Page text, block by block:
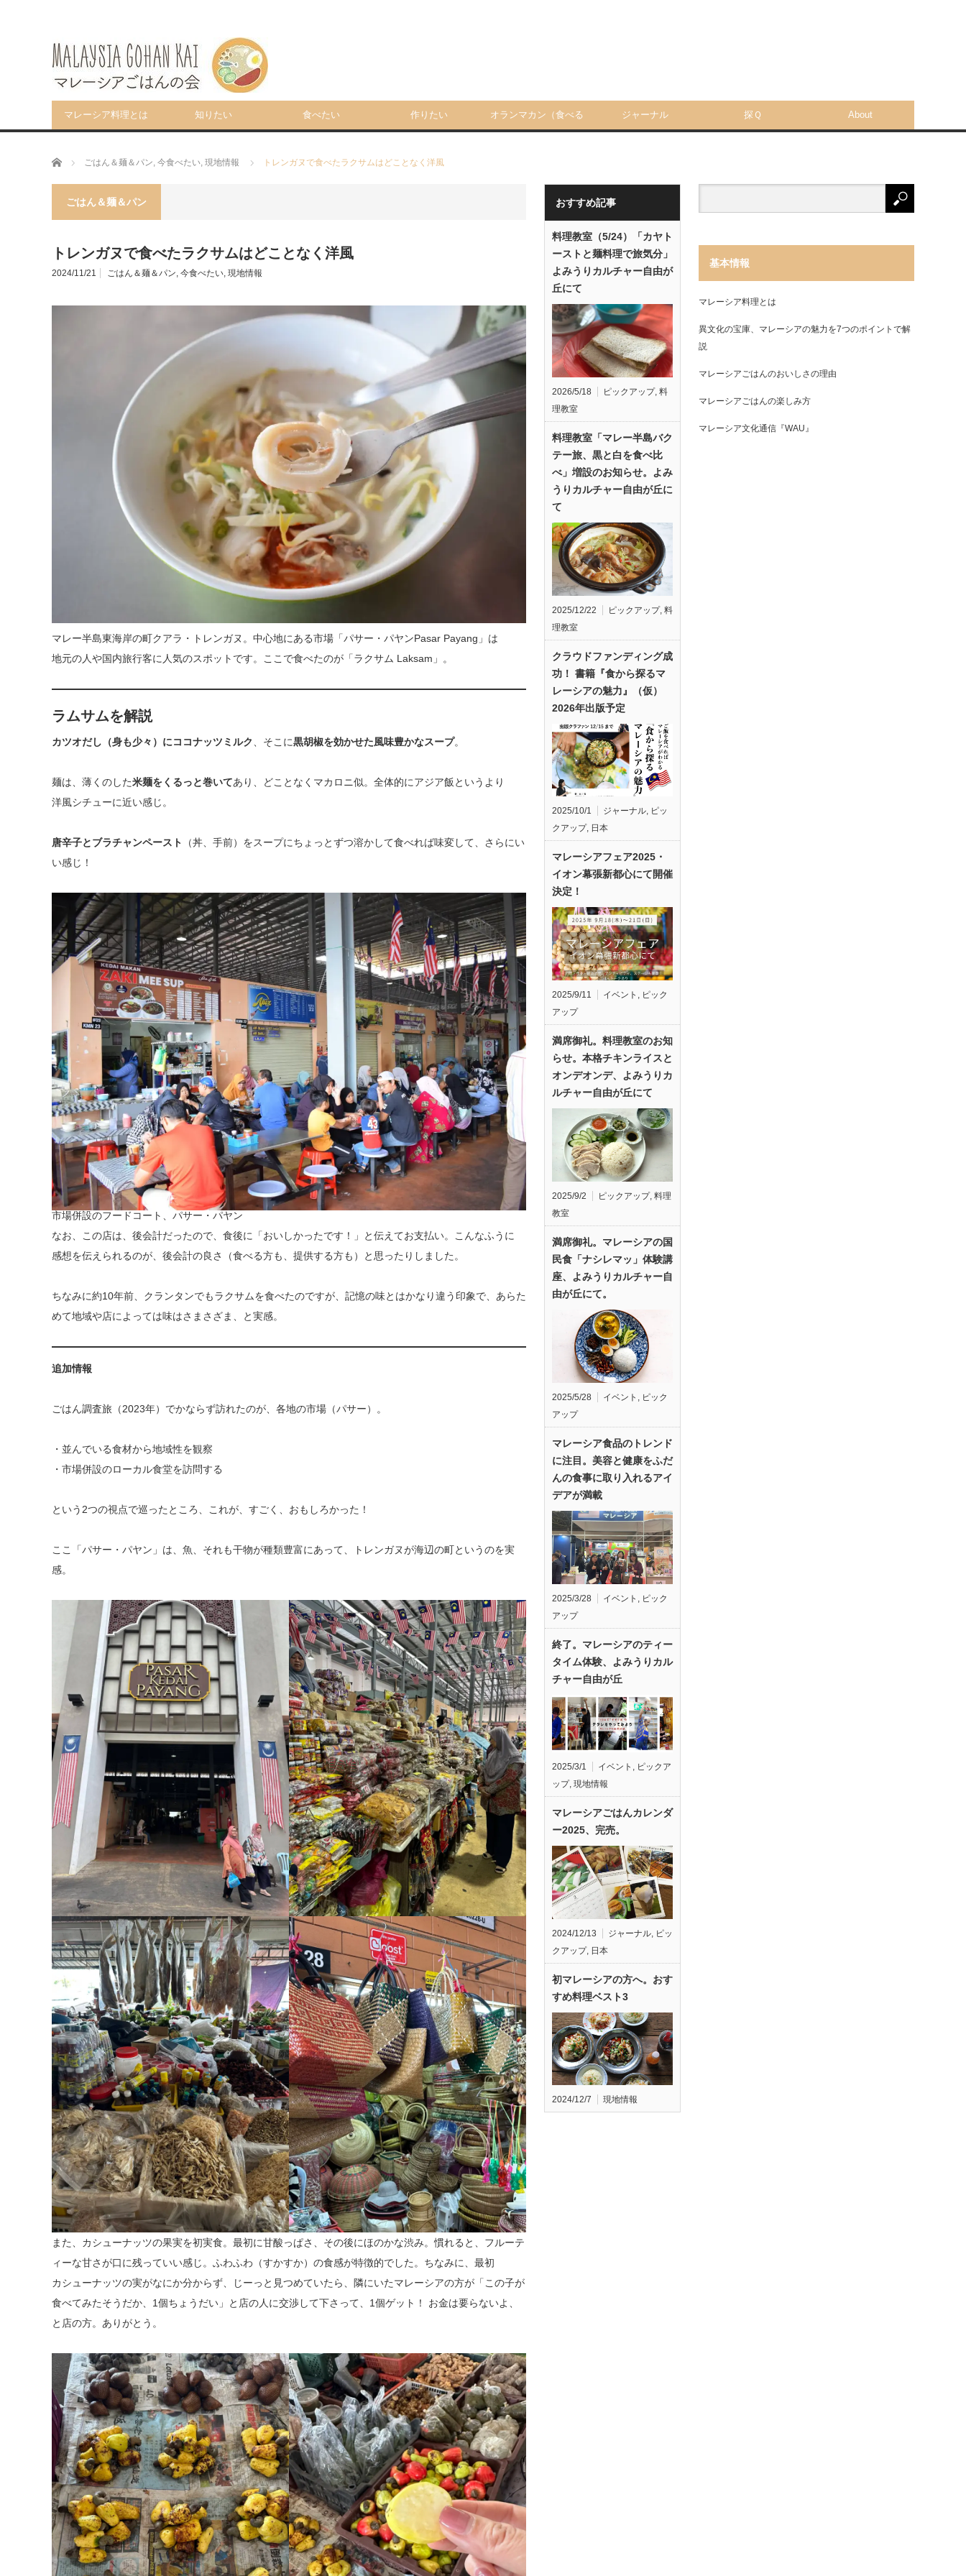
マレーシア料理とは 知りたい 食べたい 作りたい オランマカン（食べる ジャーナル 探Ｑ About
ホーム ごはん＆麺＆パン, 今食べたい, 現地情報 トレンガヌで食べたラクサムはどことなく洋風
ごはん＆麺＆パン
トレンガヌで食べたラクサムはどことなく洋風
2024/11/21 ごはん＆麺＆パン, 今食べたい, 現地情報
マレー半島東海岸の町クアラ・トレンガヌ。中心地にある市場「パサー・パヤンPasar Payang」は
地元の人や国内旅行客に人気のスポットです。ここで食べたのが「ラクサム Laksam」。
ラムサムを解説
カツオだし（身も少々）にココナッツミルク 、そこに黒胡椒を効かせた風味豊かなスープ。
麺は、薄くのした米麺をくるっと巻いてあり、どことなくマカロニ似。全体的にアジア飯というより
洋風シチューに近い感じ。
唐辛子とブラチャンペースト
（丼、手前）をスープにちょっとずつ溶かして食べれば味変して、さらにい
い感じ！
市場併設のフードコート、パサー・パヤン
なお、この店は、後会計だったので、食後に「おいしかったです！」と伝えてお支払い。こんなふうに
感想を伝えられるのが、後会計の良さ（食べる方も、提供する方も）と思ったりしました。
ちなみに約10年前、クランタンでもラクサムを食べたのですが、記憶の味とはかなり違う印象で、あらた
めて地域や店によっては味はさまさざま、と実感。
追加情報
ごはん調査旅（2023年）でかならず訪れたのが、各地の市場（パサー）。
・並んでいる食材から地域性を観察
・市場併設のローカル食堂を訪問する
という2つの視点で巡ったところ、これが、すごく、おもしろかった！
ここ「パサー・パヤン」は、魚、それも干物が種類豊富にあって、トレンガヌが海辺の町というのを実
感。
また、カシューナッツの果実を初実食。最初に甘酸っぱさ、その後にほのかな渋み。慣れると、フルーテ
ィーな甘さが口に残っていい感じ。ふわふわ（すかすか）の食感が特徴的でした。ちなみに、最初
カシューナッツの実がなにか分からず、じーっと見つめていたら、隣にいたマレーシアの方が「この子が
食べてみたそうだか、1個ちょうだい」と店の人に交渉して下さって、1個ゲット！ お金は要らないよ、
と店の方。ありがとう。
おすすめ記事
料理教室（5/24）「カヤト
ーストと麺料理で旅気分」
よみうりカルチャー自由が
丘にて
2026/5/18 ピックアップ, 料
理教室
料理教室「マレー半島バク
テー旅、黒と白を食べ比
べ」増設のお知らせ。よみ
うりカルチャー自由が丘に
て
2025/12/22 ピックアップ, 料
理教室
クラウドファンディング成
功！ 書籍『食から探るマ
レーシアの魅力』（仮）
2026年出版予定
2025/10/1 ジャーナル, ピッ
クアップ, 日本
マレーシアフェア2025・
イオン幕張新都心にて開催
決定！
2025/9/11 イベント , ピック
アップ
満席御礼。料理教室のお知
らせ。本格チキンライスと
オンデオンデ、よみうりカ
ルチャー自由が丘にて
2025/9/2 ピックアップ, 料理
教室
満席御礼。マレーシアの国
民食「ナシレマッ」体験講
座、よみうりカルチャー自
由が丘にて。
2025/5/28 イベント , ピック
アップ
マレーシア食品のトレンド
に注目。美容と健康をふだ
んの食事に取り入れるアイ
デアが満載
2025/3/28 イベント
ピック
アップ
終了。マレーシアのティー
タイム体験、よみうりカル
チャー自由が丘
2025/3/1 イベント , ピックア
ップ, 現地情報
マレーシアごはんカレンダ
ー2025、完売。
2024/12/13 ジャーナル ピッ
クアップ, 日本
初マレーシアの方へ。おす
すめ料理ベスト3
2024/12/7 現地情報
基本情報
マレーシア料理とは
異文化の宝庫、マレーシアの魅力を7つのポイントで解
説
マレーシアごはんのおいしさの理由
マレーシアごはんの楽しみ方
マレーシア文化通信『WAU』